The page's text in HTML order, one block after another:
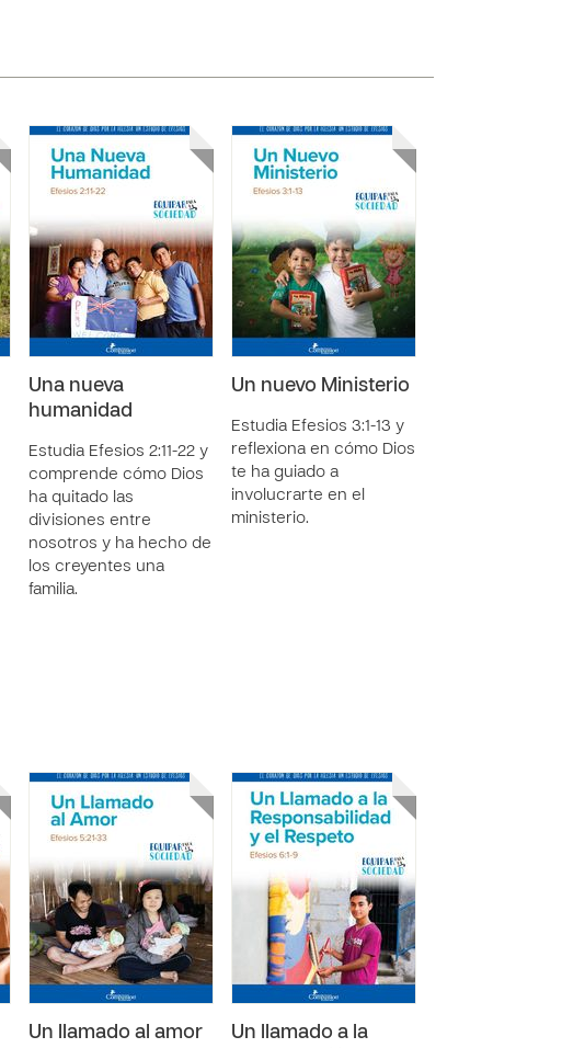
Una nueva
humanidad
Estudia Efesios 2:11-22 y
comprende cómo Dios
ha quitado las
divisiones entre
nosotros y ha hecho de
los creyentes una
familia.
Un nuevo Ministerio
Estudia Efesios 3:1-13 y
reflexiona en cómo Dios
te ha guiado a
involucrarte en el
ministerio.
Un llamado al amor
Un llamado a la